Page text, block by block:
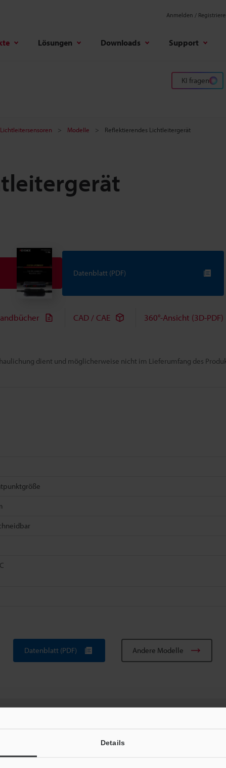
Details
Anmelden /
Lösungen Downloads Support
KI fragen
Modelle Reflektierendes Lichtleitergerät
dient und möglicherweise nicht im Lieferumfang des
Datenblatt (PDF)
CAD / CAE 360°-Ansicht (3D-PDF)
Datenblatt (PDF) Andere Modelle